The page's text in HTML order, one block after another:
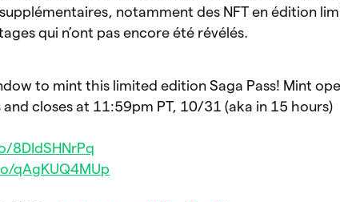
notamment des NFT en édition
qui n’ont pas encore été révélés.
to mint this limited edition Saga Pass! Mint
closes at 11:59pm PT, 10/31 (aka in 15 hours)
8DIdSHNrPq
qAgKUQ4MUp